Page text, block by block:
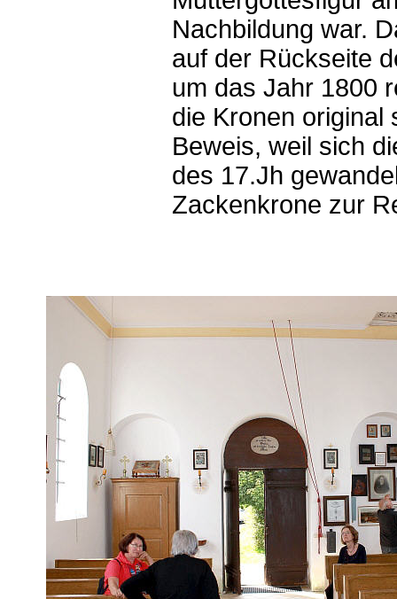
Nachbildung war.
auf der Rückseite
um das Jahr 1800
die Kronen original
Beweis, weil sich
des 17.Jh
Zackenkrone zur